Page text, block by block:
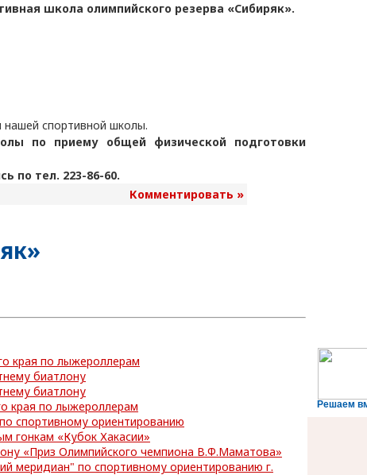
школа олимпийского резерва «Сибиряк».
нашей спортивной школы.
по приему общей физической подготовки
по тел. 223-86-60.
Комментировать »
края по лыжероллерам
биатлону
биатлону
края по лыжероллерам
спортивному ориентированию
гонкам «Кубок Хакасии»
«Приз Олимпийского чемпиона В.Ф.Маматова»
меридиан" по спортивному ориентированию г.
Решаем